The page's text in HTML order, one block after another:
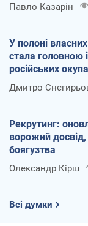
Павло Казарін
У полоні
стала головною
російських
Дмитро
Рекрутинг:
ворожий
боягузтва
Олександр Кірш
Всі думки